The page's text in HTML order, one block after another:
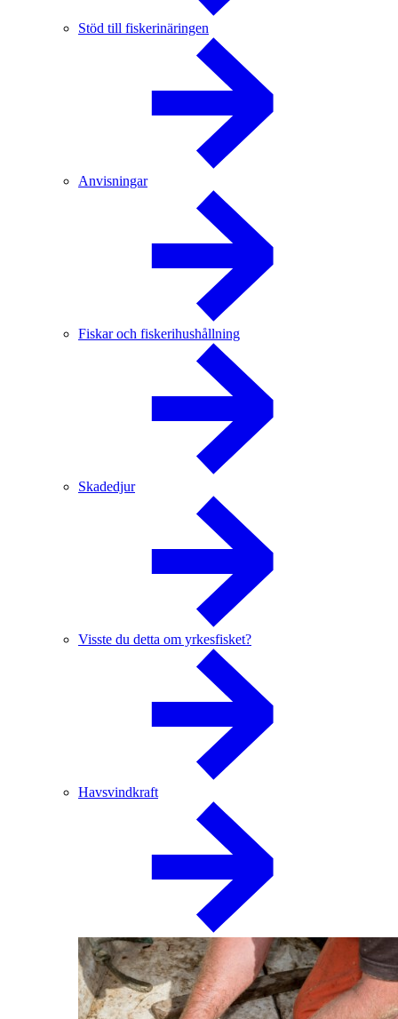
Stöd till fiskerinäringen
Anvisningar
Fiskar och fiskerihushållning
Skadedjur
Visste du detta om yrkesfisket?
Havsvindkraft